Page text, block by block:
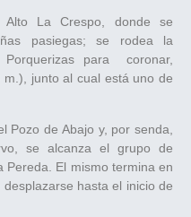
La Crespo, donde se
pasiegas; se rodea la
para coronar,
junto al cual está uno de
Pozo de Abajo y, por senda,
se alcanza el grupo de
Pereda. El mismo termina en
hasta el inicio de